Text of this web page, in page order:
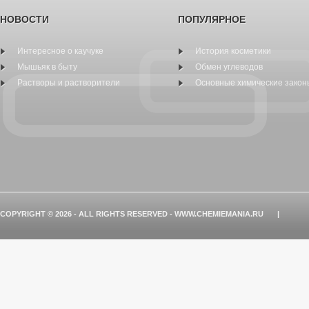
НОВОСТИ
Интересное о каучуке
Мышьяк в быту
Растворы и растворители
ПОПУЛЯРНОЕ
История косметики
Обмен углеводов
Основные химические
COPYRIGHT © 2026 - ALL RIGHTS RESERVED - WWW.CHEMIEMANIA.RU |